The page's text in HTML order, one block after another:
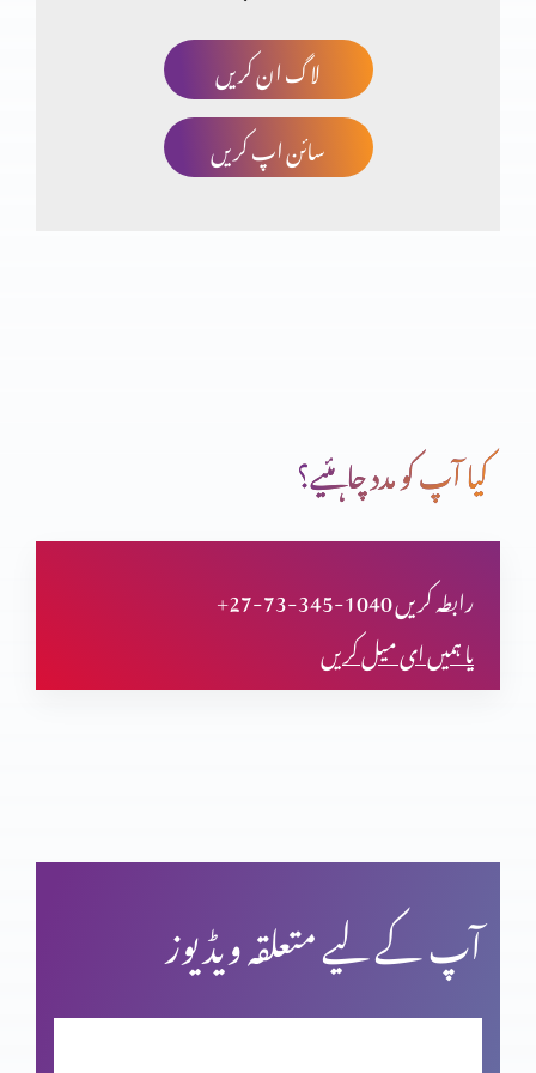
خدا کا منضوبہ
دعا (حصہ اول)
مسیحی مردم شماری اور ہماری زمہ داری
بائبل کی صداقت اور حقّانیَّت (حصہ 3)
لاگ ان کریں
سائن اپ کریں
کیا آپ کو مدد چاہئیے؟
+27-73-345-1040 رابطہ کریں
یا ہمیں ای میل کریں
آپ کے لیے متعلقہ ویڈیوز